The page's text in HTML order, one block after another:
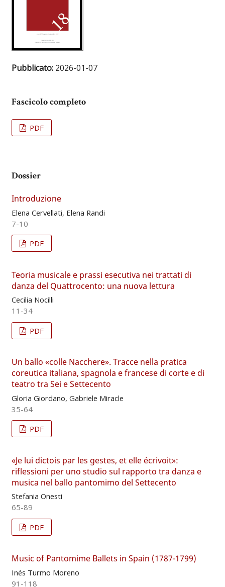
Pubblicato: 2026-01-07
Fascicolo completo
PDF
Dossier
Introduzione
Elena Cervellati, Elena Randi
7-10
PDF
Teoria musicale e prassi esecutiva nei trattati di
danza del Quattrocento: una nuova lettura
Cecilia Nocilli
11-34
PDF
Un ballo «colle Nacchere». Tracce nella pratica
coreutica italiana, spagnola e francese di corte e di
teatro tra Sei e Settecento
Gloria Giordano, Gabriele Miracle
35-64
PDF
«Je lui dictois par les gestes, et elle écrivoit»:
riflessioni per uno studio sul rapporto tra danza e
musica nel ballo pantomimo del Settecento
Stefania Onesti
65-89
PDF
Music of Pantomime Ballets in Spain (1787-1799)
Inés Turmo Moreno
91-118